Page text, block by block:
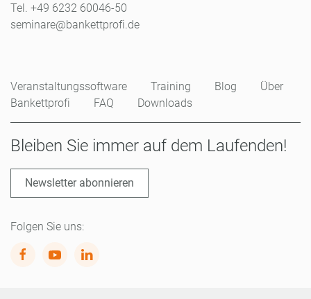
Tel. +49 6232 60046-50
seminare@bankettprofi.de
Veranstaltungssoftware Training Blog
Über
Bankettprofi
FAQ Downloads
Bleiben Sie immer auf dem Laufenden!
Newsletter abonnieren
Folgen Sie uns: